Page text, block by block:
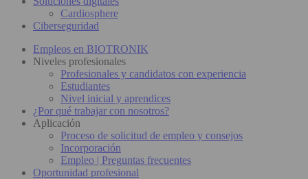
Cardiosphere
Ciberseguridad
Empleos en BIOTRONIK
Niveles profesionales
Profesionales y candidatos con experiencia
Estudiantes
Nivel inicial y aprendices
¿Por qué trabajar con nosotros?
Aplicación
Proceso de solicitud de empleo y consejos
Incorporación
Empleo | Preguntas frecuentes
Oportunidad profesional